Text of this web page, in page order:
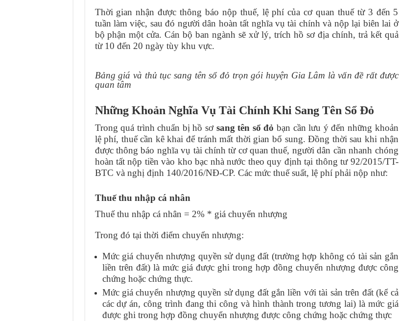
Thời gian nhận được thông báo nộp thuế, lệ phí của cơ quan thuế từ 3 đến 5
tuần làm việc, sau đó người dân hoàn tất nghĩa vụ tài chính và nộp lại biên lai ở
bộ phận một cửa. Cán bộ ban ngành sẽ xử lý, trích hồ sơ địa chính, trả kết quả
từ 10 đến 20 ngày tùy khu vực.
Bảng giá và thủ tục sang tên sổ đỏ trọn gói huyện Gia Lâm là vấn đề rất được
quan tâm
Những Khoản Nghĩa Vụ Tài Chính Khi Sang Tên Sổ Đỏ
Trong quá trình chuẩn bị hồ sơ sang tên sổ đỏ bạn cần lưu ý đến những khoản
lệ phí, thuế cần kê khai để tránh mất thời gian bổ sung. Đồng thời sau khi nhận
được thông báo nghĩa vụ tài chính từ cơ quan thuế, người dân cần nhanh chóng
hoàn tất nộp tiền vào kho bạc nhà nước theo quy định tại thông tư 92/2015/TT-
BTC và nghị định 140/2016/NĐ-CP. Các mức thuế suất, lệ phí phải nộp như:
Thuế thu nhập cá nhân
Thuế thu nhập cá nhân = 2% * giá chuyển nhượng
Trong đó tại thời điểm chuyển nhượng:
Mức giá chuyển nhượng quyền sử dụng đất (trường hợp không có tài sản gắn
liền trên đất) là mức giá được ghi trong hợp đồng chuyển nhượng được công
chứng hoặc chứng thực.
Mức giá chuyển nhượng quyền sử dụng đất gắn liền với tài sản trên đất (kể cả
các dự án, công trình đang thi công và hình thành trong tương lai) là mức giá
được ghi trong hợp đồng chuyển nhượng được công chứng hoặc chứng thực